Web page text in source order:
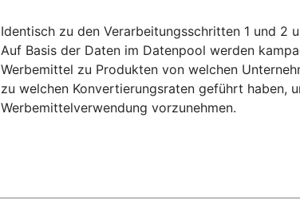
Identisch zu den Verarbeitungsschritten 1 und 2
Auf Basis der Daten im Datenpool werden
Werbemittel zu Produkten von welchen
zu welchen Konvertierungsraten geführt haben,
Werbemittelverwendung vorzunehmen.